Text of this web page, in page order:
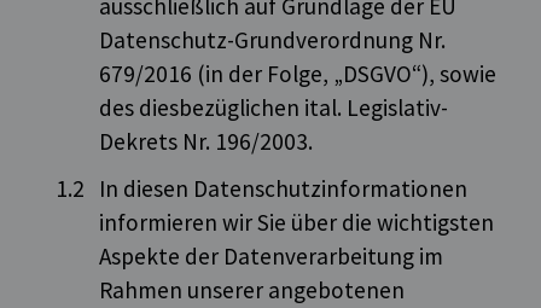
Datenschutz-Grundverordnung Nr.
679/2016 (in der Folge, „DSGVO“), sowie
des diesbezüglichen ital. Legislativ-
Dekrets Nr. 196/2003.
In diesen Datenschutzinformationen
informieren wir Sie über die wichtigsten
Aspekte der Datenverarbeitung im
Rahmen unserer angebotenen